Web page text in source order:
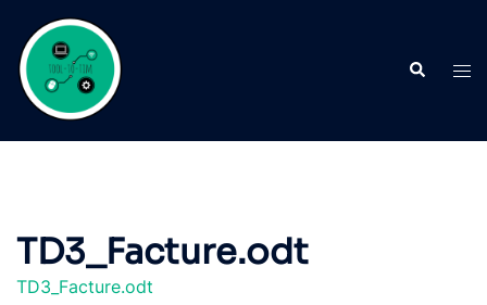
contenu
TD3_Facture.odt
TD3_Facture.odt